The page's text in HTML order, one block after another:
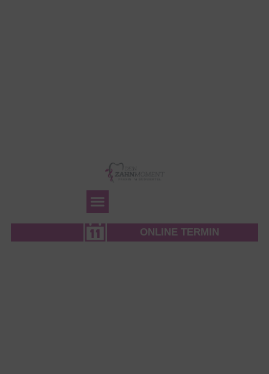
ONLINE TERMIN